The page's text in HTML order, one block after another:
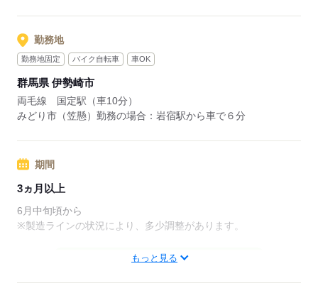
応募する
勤務地
勤務地固定 バイク自転車 車OK
群馬県 伊勢崎市
両毛線 国定駅（車10分）
みどり市（笠懸）勤務の場合：岩宿駅から車で６分
期間
3ヵ月以上
6月中旬頃から
※製造ラインの状況により、多少調整があります。
もっと見る